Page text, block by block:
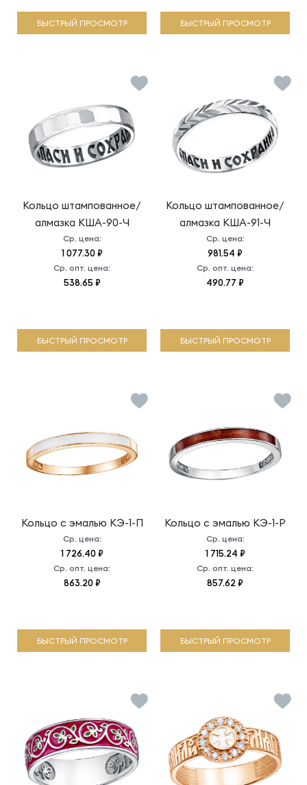
БЫСТРЫЙ ПРОСМОТР БЫСТРЫЙ ПРОСМОТР
Кольцо штампованное/
алмазка КША-90-Ч
Ср. цена:
1 077.30 ₽
Ср. опт. цена:
538.65 ₽
БЫСТРЫЙ ПРОСМОТР
Кольцо штампованное/
алмазка КША-91-Ч
Ср. цена:
981.54 ₽
Ср. опт. цена:
490.77 ₽
БЫСТРЫЙ ПРОСМОТР
Кольцо с эмалью КЭ-1-П
Ср. цена:
1 726.40 ₽
Ср. опт. цена:
863.20 ₽
БЫСТРЫЙ ПРОСМОТР
Кольцо с эмалью КЭ-1-Р
Ср. цена:
1 715.24 ₽
Ср. опт. цена:
857.62 ₽
БЫСТРЫЙ ПРОСМОТР